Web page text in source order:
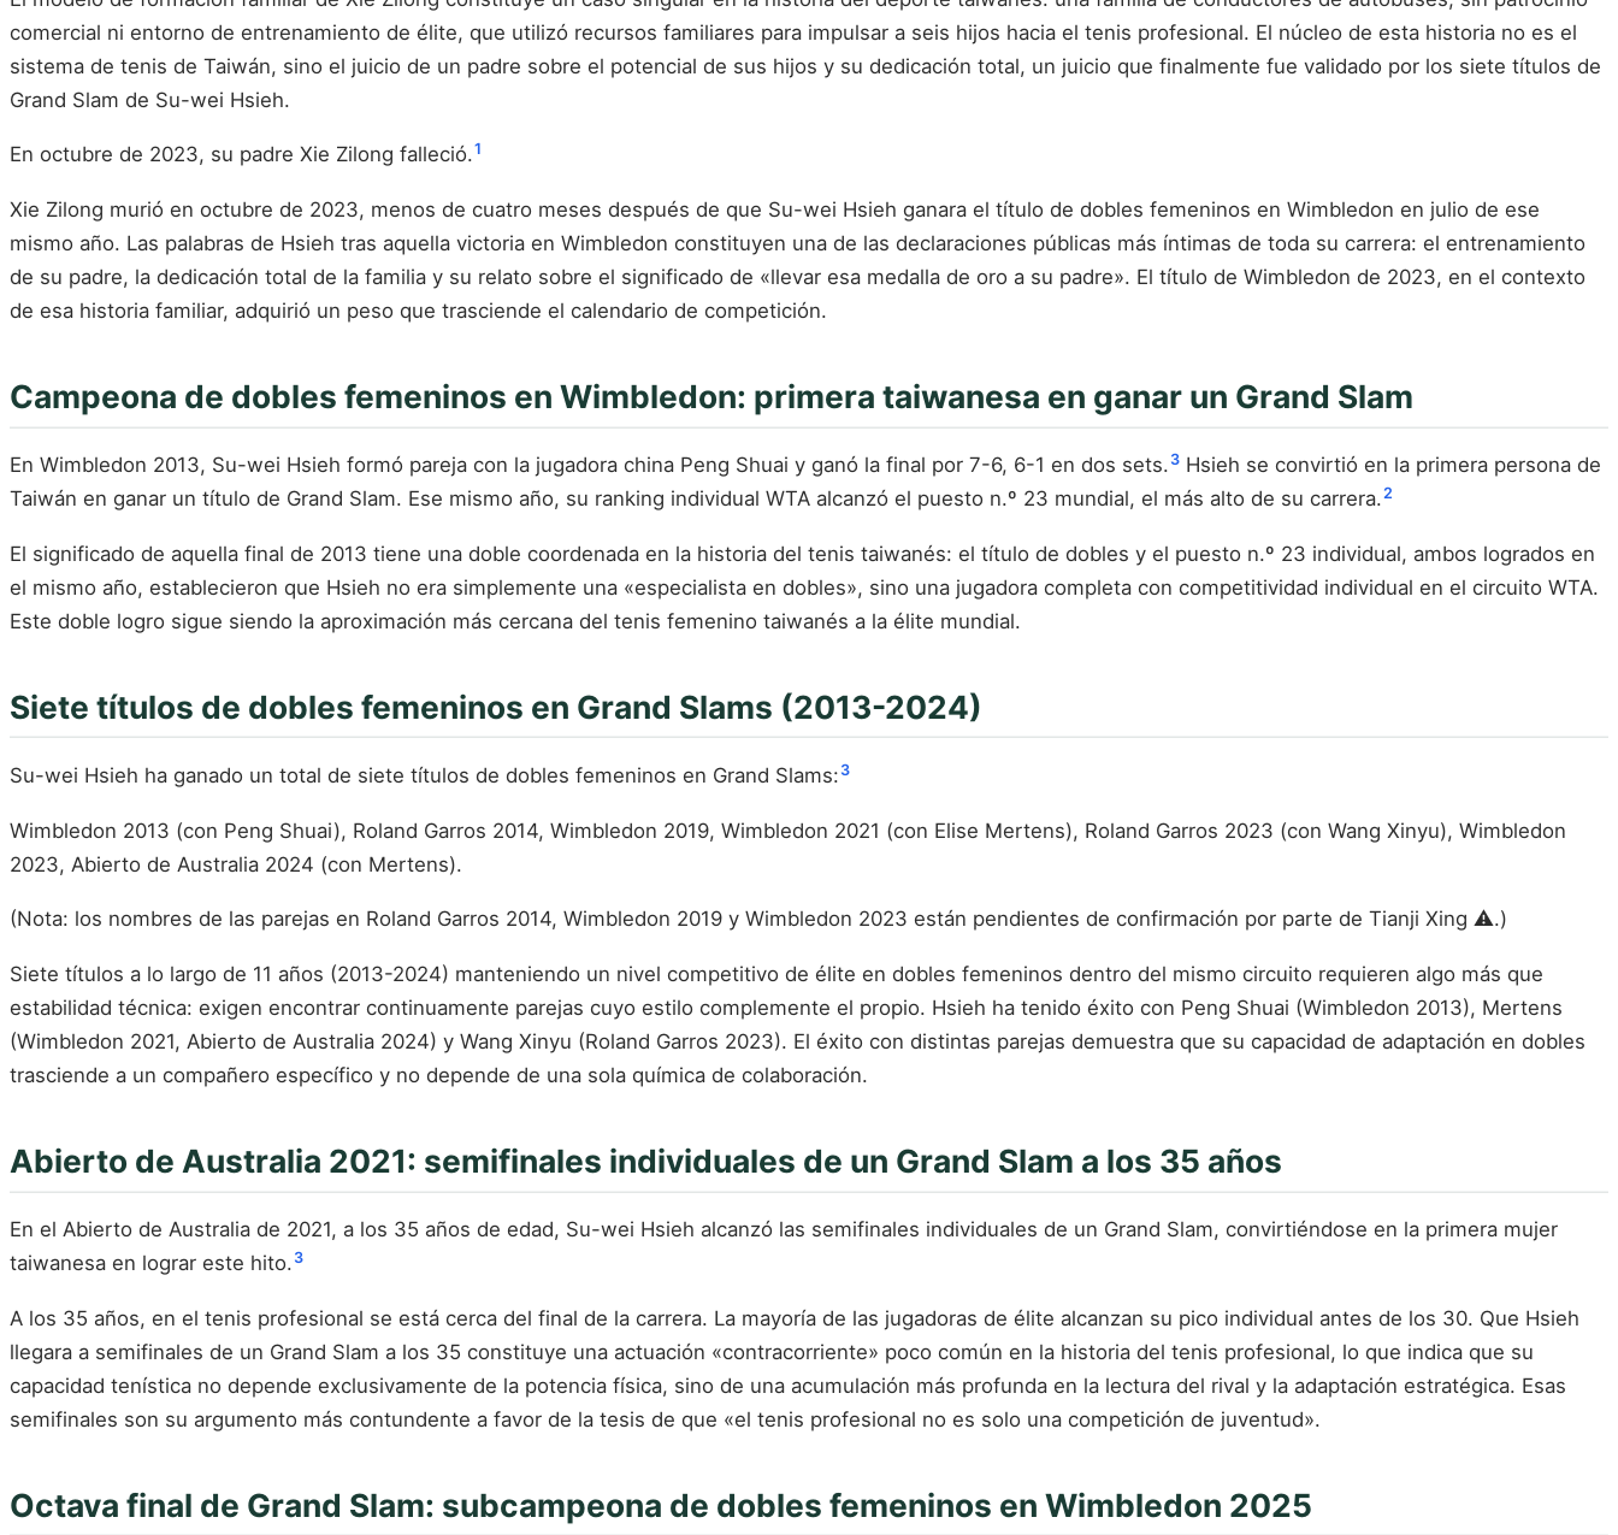
comercial ni entorno de entrenamiento de élite, que utilizó recursos familiares para impulsar a seis hijos hacia el tenis profesional. El núcleo de esta historia no es el
sistema de tenis de Taiwán, sino el juicio de un padre sobre el potencial de sus hijos y su dedicación total, un juicio que finalmente fue validado por los siete títulos de
Grand Slam de Su-wei Hsieh.
En octubre de 2023, su padre Xie Zilong falleció.1
Xie Zilong murió en octubre de 2023, menos de cuatro meses después de que Su-wei Hsieh ganara el título de dobles femeninos en Wimbledon en julio de ese
mismo año. Las palabras de Hsieh tras aquella victoria en Wimbledon constituyen una de las declaraciones públicas más íntimas de toda su carrera: el entrenamiento
de su padre, la dedicación total de la familia y su relato sobre el significado de «llevar esa medalla de oro a su padre». El título de Wimbledon de 2023, en el contexto
de esa historia familiar, adquirió un peso que trasciende el calendario de competición.
Campeona de dobles femeninos en Wimbledon: primera taiwanesa en ganar un Grand Slam
En Wimbledon 2013, Su-wei Hsieh formó pareja con la jugadora china Peng Shuai y ganó la final por 7-6, 6-1 en dos sets. 3 Hsieh se convirtió en la primera persona de
Taiwán en ganar un título de Grand Slam. Ese mismo año, su ranking individual WTA alcanzó el puesto n.º 23 mundial, el más alto de su carrera.2
El significado de aquella final de 2013 tiene una doble coordenada en la historia del tenis taiwanés: el título de dobles y el puesto n.º 23 individual, ambos logrados en
el mismo año, establecieron que Hsieh no era simplemente una «especialista en dobles», sino una jugadora completa con competitividad individual en el circuito WTA.
Este doble logro sigue siendo la aproximación más cercana del tenis femenino taiwanés a la élite mundial.
Siete títulos de dobles femeninos en Grand Slams (2013-2024)
Su-wei Hsieh ha ganado un total de siete títulos de dobles femeninos en Grand Slams: 3
Wimbledon 2013 (con Peng Shuai), Roland Garros 2014, Wimbledon 2019, Wimbledon 2021 (con Elise Mertens), Roland Garros 2023 (con Wang Xinyu), Wimbledon
2023, Abierto de Australia 2024 (con Mertens).
(Nota: los nombres de las parejas en Roland Garros 2014, Wimbledon 2019 y Wimbledon 2023 están pendientes de confirmación por parte de Tianji Xing ⚠️.)
Siete títulos a lo largo de 11 años (2013-2024) manteniendo un nivel competitivo de élite en dobles femeninos dentro del mismo circuito requieren algo más que
estabilidad técnica: exigen encontrar continuamente parejas cuyo estilo complemente el propio. Hsieh ha tenido éxito con Peng Shuai (Wimbledon 2013), Mertens
(Wimbledon 2021, Abierto de Australia 2024) y Wang Xinyu (Roland Garros 2023). El éxito con distintas parejas demuestra que su capacidad de adaptación en dobles
trasciende a un compañero específico y no depende de una sola química de colaboración.
Abierto de Australia 2021: semifinales individuales de un Grand Slam a los 35 años
En el Abierto de Australia de 2021, a los 35 años de edad, Su-wei Hsieh alcanzó las semifinales individuales de un Grand Slam, convirtiéndose en la primera mujer
taiwanesa en lograr este hito. 3
A los 35 años, en el tenis profesional se está cerca del final de la carrera. La mayoría de las jugadoras de élite alcanzan su pico individual antes de los 30. Que Hsieh
llegara a semifinales de un Grand Slam a los 35 constituye una actuación «contracorriente» poco común en la historia del tenis profesional, lo que indica que su
capacidad tenística no depende exclusivamente de la potencia física, sino de una acumulación más profunda en la lectura del rival y la adaptación estratégica. Esas
semifinales son su argumento más contundente a favor de la tesis de que «el tenis profesional no es solo una competición de juventud».
Octava final de Grand Slam: subcampeona de dobles femeninos en Wimbledon 2025